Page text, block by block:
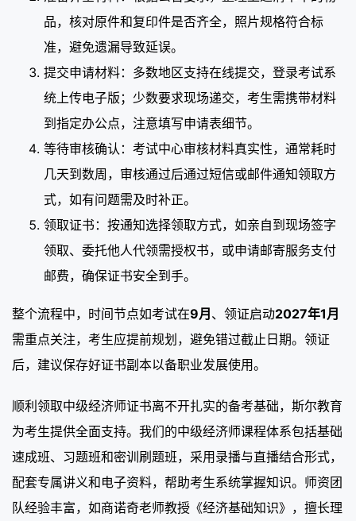
品，核对原件和复印件是否齐全，照片规格符合标
准，避免遗漏导致延误。
提交申请材料：多数地区支持在线提交，登录考试系
统上传电子版；少数要求现场递交，考生需携带材料
到指定办公点，注意填写申请表细节。
等待审核确认：考试中心审核材料真实性，通常耗时
几天到数周，审核通过后通过短信或邮件通知领取方
式，如有问题需及时补正。
领取证书：按通知选择领取方式，如亲自到现场签字
领取、委托他人代领需授权书，或申请邮寄服务支付
邮费，确保证书安全到手。
整个流程中，时间节点如考试在9月、领证启动2027年1月
需重点关注，考生应提前规划，避免错过截止日期。领证
后，建议保存好证书副本以备职业发展使用。
顺利领取中级经济师证书离不开扎实的备考基础，斯尔教育
为考生提供全面支持。我们的中级经济师课程体系包括基础
速成班、习题班和密训刷题班，采用录播与直播结合形式，
配套专属讲义和电子资料，帮助考生系统掌握知识。师资团
队经验丰富，如商诺奇老师教授《经济基础知识》，擅长理